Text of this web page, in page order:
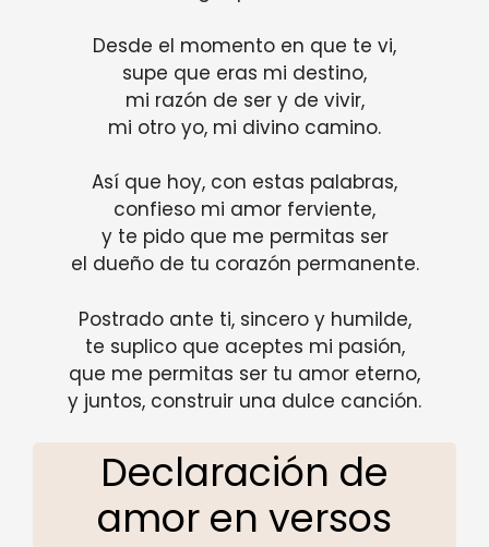
Desde el momento en que te vi,
supe que eras mi destino,
mi razón de ser y de vivir,
mi otro yo, mi divino camino.
Así que hoy, con estas palabras,
confieso mi amor ferviente,
y te pido que me permitas ser
el dueño de tu corazón permanente.
Postrado ante ti, sincero y humilde,
te suplico que aceptes mi pasión,
que me permitas ser tu amor eterno,
y juntos, construir una dulce canción.
Declaración de
amor en versos